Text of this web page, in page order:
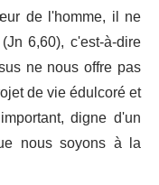
de l'homme, il ne
6,60), c'est-à-dire
ne nous offre pas
de vie édulcoré et
digne d'un
nous soyons à la